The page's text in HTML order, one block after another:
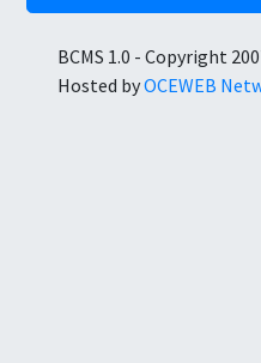
BCMS 1.0 - Copyright
Hosted byOCEWEB